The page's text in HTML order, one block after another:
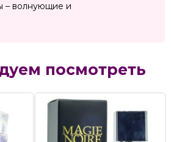
– волнующие и
посмотреть